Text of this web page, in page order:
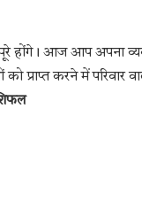
होंगे। आज आप अपना
प्राप्त करने में परिवार